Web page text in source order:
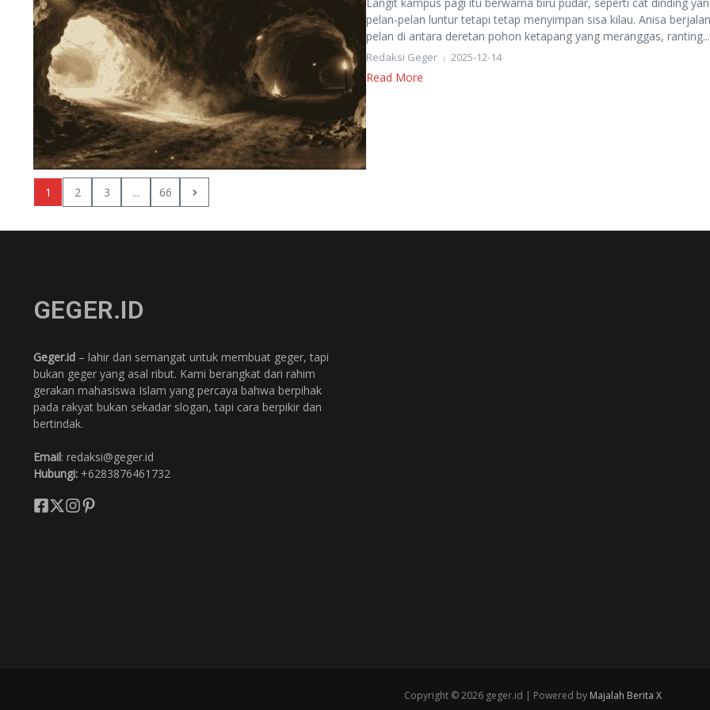
pelan-pelan luntur tetapi tetap menyimpan sisa kilau. Anisa berjalan
pelan di antara deretan pohon ketapang yang meranggas, ranting...
Redaksi Geger 2025-12-14
Read More
1 2 3 ... 66
GEGER.ID
Geger.id – lahir dari semangat untuk membuat geger, tapi
bukan geger yang asal ribut. Kami berangkat dari rahim
gerakan mahasiswa Islam yang percaya bahwa berpihak
pada rakyat bukan sekadar slogan, tapi cara berpikir dan
bertindak.
Email: redaksi@geger.id
Hubungi: +6283876461732
Copyright © 2026 geger.id | Powered by Majalah Berita X